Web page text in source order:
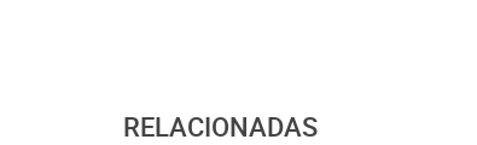
RELACIONADAS